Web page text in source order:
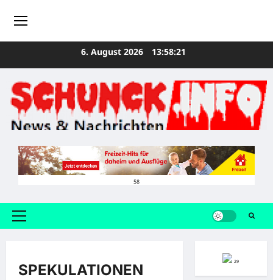
6. August 2026 13:58:22
58
Primäres
SPEKULATIONEN
29